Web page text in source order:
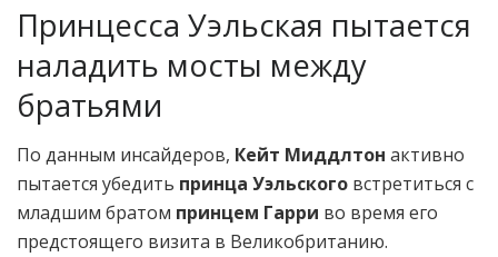
Принцесса Уэльская пытается
наладить мосты между
братьями
По данным инсайдеров, Кейт Миддлтон активно
пытается убедить принца Уэльского встретиться с
младшим братом принцем Гарри во время его
предстоящего визита в Великобританию.